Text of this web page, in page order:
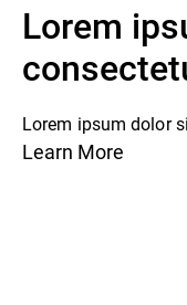
Lorem
Lorem ipsum dolor
Learn More